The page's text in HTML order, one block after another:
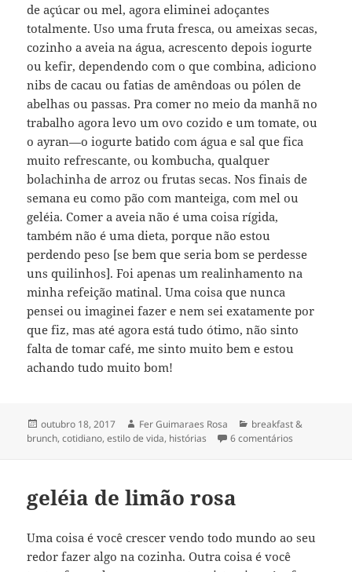
de açúcar ou mel, agora eliminei adoçantes
totalmente. Uso uma fruta fresca, ou ameixas secas,
cozinho a aveia na água, acrescento depois iogurte
ou kefir, dependendo com o que combina, adiciono
nibs de cacau ou fatias de amêndoas ou pólen de
abelhas ou passas. Pra comer no meio da manhã no
trabalho agora levo um ovo cozido e um tomate, ou
o ayran—o iogurte batido com água e sal que fica
muito refrescante, ou kombucha, qualquer
bolachinha de arroz ou frutas secas. Nos finais de
semana eu como pão com manteiga, com mel ou
geléia. Comer a aveia não é uma coisa rígida,
também não é uma dieta, porque não estou
perdendo peso [se bem que seria bom se perdesse
uns quilinhos]. Foi apenas um realinhamento na
minha refeição matinal. Uma coisa que nunca
pensei ou imaginei fazer e nem sei exatamente por
que fiz, mas até agora está tudo ótimo, não sinto
falta de tomar café, me sinto muito bem e estou
achando tudo muito bom!
Publicado
em
outubro 18, 2017 Autor
Fer Guimaraes Rosa Categorias
breakfast &
brunch,cotidiano,estilo de vida, histórias 6 comentários
geléia de limão rosa
Uma coisa é você crescer vendo todo mundo ao seu
redor fazer algo na cozinha. Outra coisa é você